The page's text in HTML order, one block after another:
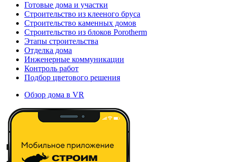
Готовые дома и участки
Строительство из клееного бруса
Строительство каменных домов
Строительство из блоков Porotherm
Этапы строительства
Отделка дома
Инженерные коммуникации
Контроль работ
Подбор цветового решения
Обзор дома в VR